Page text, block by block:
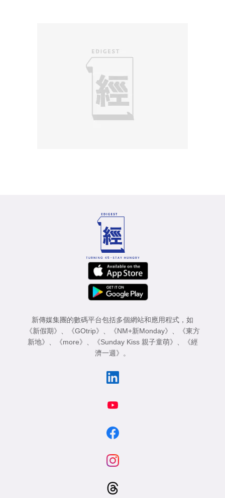
新傳媒集團的數碼平台包括多個網站和應用程式，如
《新假期》
《GOtrip》 《NM+新Monday》
《東方
新地》
《more》 《Sunday Kiss 親子童萌》
《經
濟一週》
。